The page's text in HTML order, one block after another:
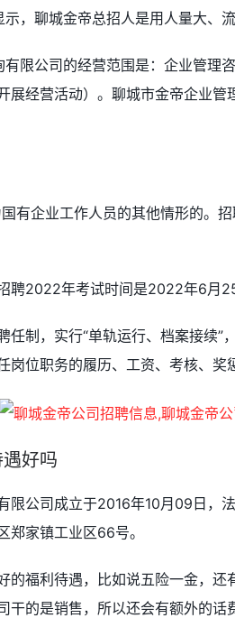
，聊城金帝总招人是用人量大、
限公司的经营范围是：企业管理
展经营活动）。聊城市金帝企业
有企业工作人员的其他情形的。
聘2022年考试时间是2022年6月25
任制，实行“单轨运行、档案接续”
位职务的履历、工资、考核、奖
好吗
限公司成立于2016年10月09日，
郑家镇工业区66号。
的福利待遇，比如说五险一金，
干的是销售，所以还会有额外的话